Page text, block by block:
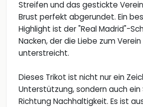
Streifen und das gestickte
Brust perfekt abgerundet. Ein
Highlight ist der "Real Madrid"-
Nacken, der die Liebe zum
unterstreicht.
Dieses Trikot ist nicht nur ein
Unterstützung, sondern auch ein
Richtung Nachhaltigkeit. Es ist